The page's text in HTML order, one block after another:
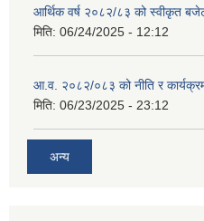
आर्थिक वर्ष २०८२/८३ को स्वीकृत
मिति: 06/24/2025 - 12:12
आ.व. २०८२/०८३ को नीति र
मिति: 06/23/2025 - 23:12
अन्य